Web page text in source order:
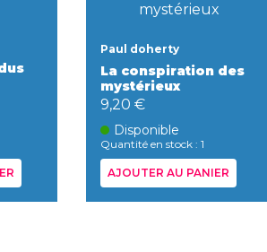
Paul doherty
La conspiration des
mystérieux
9,20 €
Disponible
Quantité en stock : 1
AJOUTER AU PANIER